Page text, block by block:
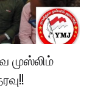
முஸ்லிம்